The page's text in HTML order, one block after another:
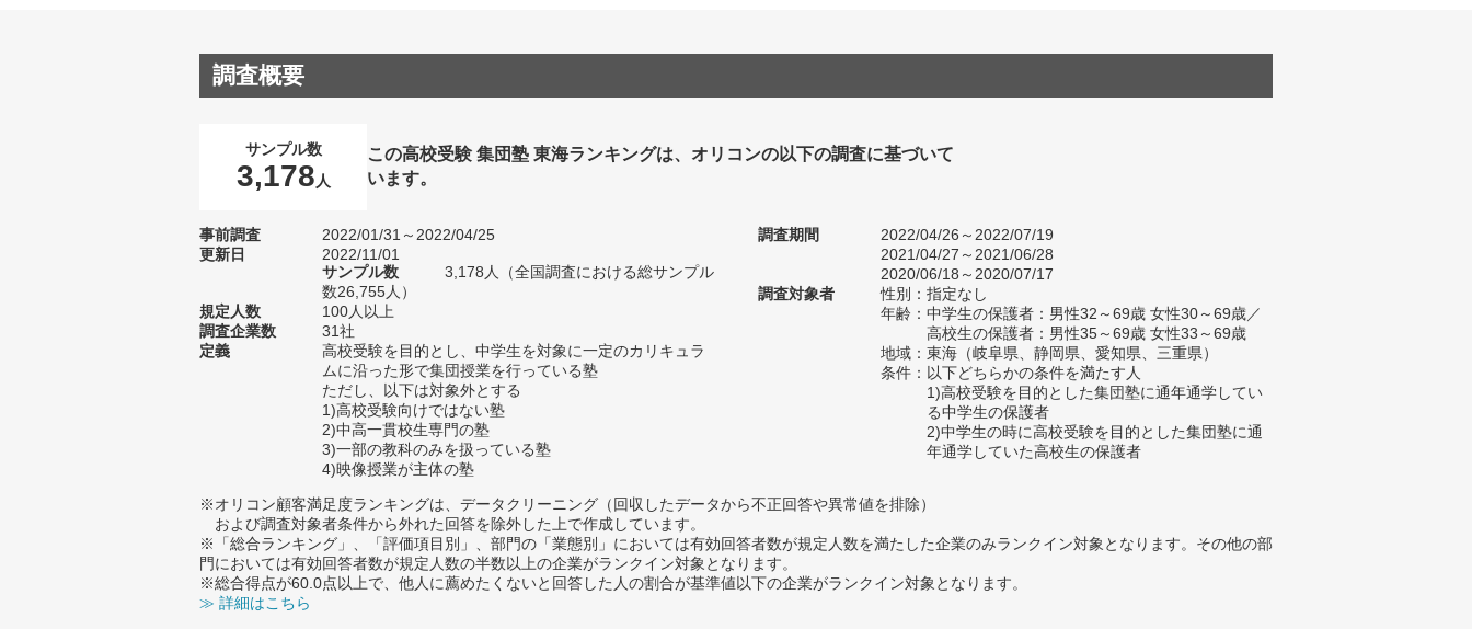
調査概要
サンプル数
3,178 人
この高校受験 集団塾 東海ランキングは、オリコンの以下の調査に基づいて
います。
事前調査
2022/01/31～2022/04/25
更新日
2022/11/01
サンプル数
3,178人（全国調査における総サンプル
数26,755人）
規定人数
100人以上
調査企業数
31社
定義
高校受験を目的とし、中学生を対象に一定のカリキュラ
ムに沿った形で集団授業を行っている塾
ただし、以下は対象外とする
1)高校受験向けではない塾
2)中高一貫校生専門の塾
3)一部の教科のみを扱っている塾
4)映像授業が主体の塾
調査期間
2022/04/26～2022/07/19
2021/04/27～2021/06/28
2020/06/18～2020/07/17
調査対象者
性別：指定なし
年齢：中学生の保護者：男性32～69歳 女性30～69歳／
高校生の保護者：男性35～69歳 女性33～69歳
地域：東海（岐阜県、静岡県、愛知県、三重県）
条件：以下どちらかの条件を満たす人
1)高校受験を目的とした集団塾に通年通学してい
る中学生の保護者
2)中学生の時に高校受験を目的とした集団塾に通
年通学していた高校生の保護者
※オリコン顧客満足度ランキングは、データクリーニング（回収したデータから不正回答や異常値を排除）
および調査対象者条件から外れた回答を除外した上で作成しています。
※「総合ランキング」、「評価項目別」、部門の「業態別」においては有効回答者数が規定人数を満たした企業のみランクイン対象となります。その他の部
門においては有効回答者数が規定人数の半数以上の企業がランクイン対象となります。
※総合得点が60.0点以上で、他人に薦めたくないと回答した人の割合が基準値以下の企業がランクイン対象となります。
≫ 詳細はこちら